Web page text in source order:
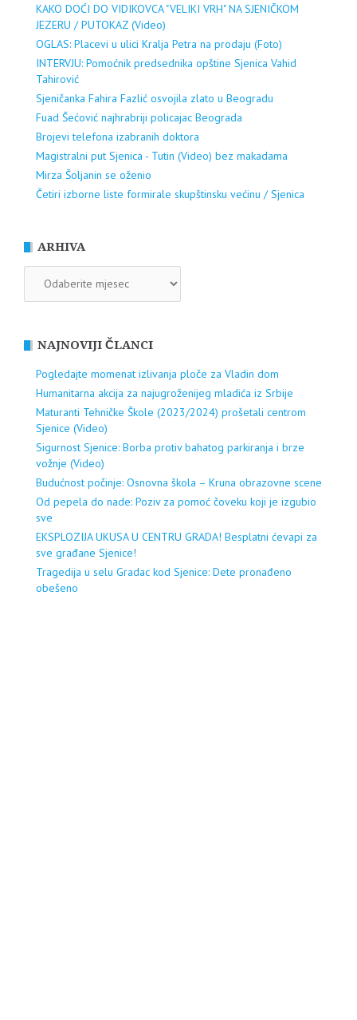
KAKO DOĆI DO VIDIKOVCA "VELIKI VRH" NA SJENIČKOM
JEZERU / PUTOKAZ (Video)
OGLAS: Placevi u ulici Kralja Petra na prodaju (Foto)
INTERVJU: Pomoćnik predsednika opštine Sjenica Vahid
Tahirović
Sjeničanka Fahira Fazlić osvojila zlato u Beogradu
Fuad Šećović najhrabriji policajac Beograda
Brojevi telefona izabranih doktora
Magistralni put Sjenica - Tutin (Video) bez makadama
Mirza Šoljanin se oženio
Četiri izborne liste formirale skupštinsku većinu / Sjenica
ARHIVA
NAJNOVIJI ČLANCI
Pogledajte momenat izlivanja ploče za Vladin dom
Humanitarna akcija za najugroženijeg mladića iz Srbije
Maturanti Tehničke Škole (2023/2024) prošetali centrom
Sjenice (Video)
Sigurnost Sjenice: Borba protiv bahatog parkiranja i brze
vožnje (Video)
Budućnost počinje: Osnovna škola – Kruna obrazovne scene
Od pepela do nade: Poziv za pomoć čoveku koji je izgubio
sve
EKSPLOZIJA UKUSA U CENTRU GRADA! Besplatni ćevapi za
sve građane Sjenice!
Tragedija u selu Gradac kod Sjenice: Dete pronađeno
obešeno